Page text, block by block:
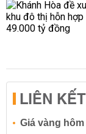
LIÊN
Giá vàng